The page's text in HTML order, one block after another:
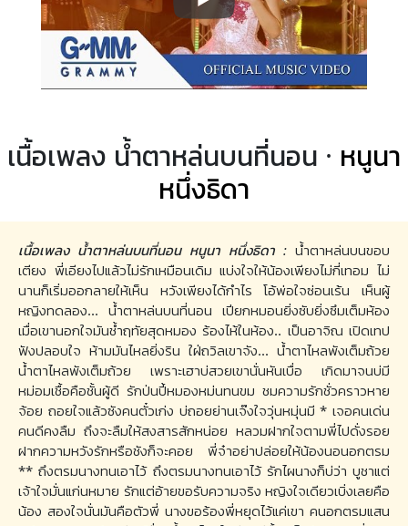
เนื้อเพลง น้ำตาหล่นบนที่นอน · หนูนา
หนึ่งธิดา
เนื้อเพลง น้ำตาหล่นบนที่นอน หนูนา หนึ่งธิดา : น้ำตาหล่นบนขอบ
เตียง พี่เอียงไปแล้วไม่รักเหมือนเดิม แบ่งใจให้น้องเพียงไม่กี่เทอม ไม่
นานก็เริ่มออกลายให้เห็น หวังเพียงได้กำไร โอ้พ่อใจซ่อนเร้น เห็นผู้
หญิงทดลอง... น้ำตาหล่นบนที่นอน เปียกหมอนยิ่งซับยิ่งซึมเต็มห้อง
เมื่อเขานอกใจมันช้ำฤทัยสุดหมอง ร้องไห้ในห้อง.. เป็นอาจิณ เปิดเทป
ฟังปลอบใจ ห้ามมันไหลยิ่งริน ใฝ่ถวิลเขาจัง... น้ำตาไหลพังเต็มถ้วย
น้ำตาไหลพังเต็มถ้วย เพราะเฮาบ่สวยเขานั่นหันเบื่อ เกิดมาจนบ่มี
หม่อมเชื้อคือชั้นผู้ดี รักป่นปี้หมองหม่นทนขม ชมความรักชั่วคราวหาย
จ้อย ถอยใจแล้วซังคนตั๋วเก่ง บ่ถอยย่านเจ๊งใจวุ่นหมุ่นมี * เจอคนเด่น
คนดีคงลืม ถึงจะลืมให้สงสารสักหน่อย หลวมฝากใจตามพี่ไปดั่งรอย
ฝากความหวังรักหรือชังก็จะคอย พี่จ๋าอย่าปล่อยให้น้องนอนอกตรม
** ถึงตรมนางทนเอาไว้ ถึงตรมนางทนเอาไว้ รักไผนางก็บ่ว่า บูชาแต่
เจ้าใจมั่นแก่นหมาย รักแต่อ้ายขอรับความจริง หญิงใจเดียวเบิ่งเลยคือ
น้อง สองใจนั่นมันคือตัวพี่ นางขอร้องพี่หยุดไว้แค่เขา คนอกตรมแสน